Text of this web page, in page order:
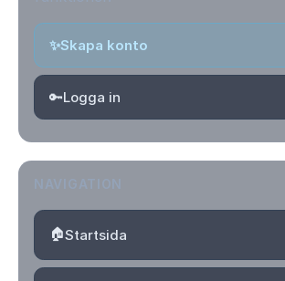
✨Skapa konto
🔑Logga in
🏠Startsida